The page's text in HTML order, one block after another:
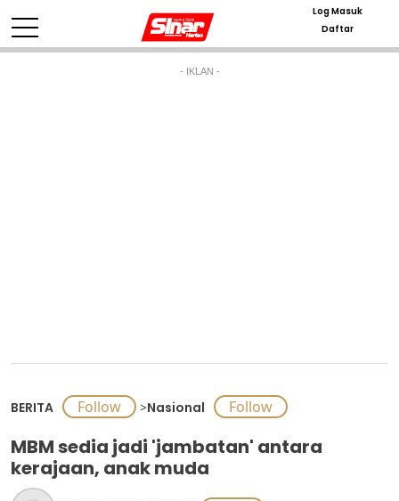
Log Masuk
Daftar
- IKLAN -
BERITA >Nasional
MBM sedia jadi 'jambatan' antara
kerajaan, anak muda